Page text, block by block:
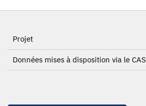
Projet
Données mises à disposition via le